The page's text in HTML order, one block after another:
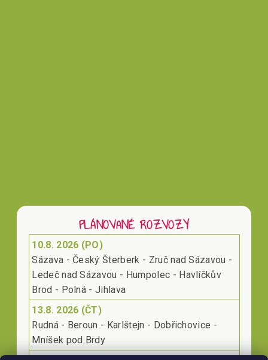
PLÁNOVANÉ ROZVOZY
10.8. 2026 (PO)
Sázava - Český Šterberk - Zruč nad Sázavou -
Ledeč nad Sázavou - Humpolec - Havlíčkův
Brod - Polná - Jihlava
13.8. 2026 (ČT)
Rudná - Beroun - Karlštejn - Dobřichovice -
Mníšek pod Brdy